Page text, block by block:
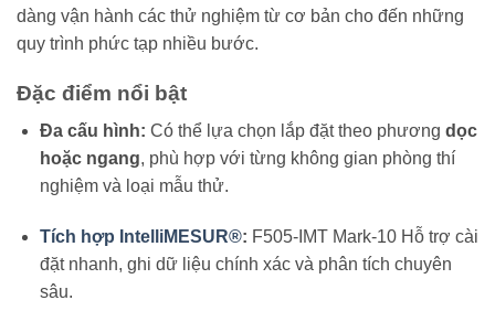
dàng vận hành các thử nghiệm từ cơ bản cho đến những
quy trình phức tạp nhiều bước.
Đặc điểm nổi bật
Đa cấu hình: Có thể lựa chọn lắp đặt theo phương dọc
hoặc ngang, phù hợp với từng không gian phòng thí
nghiệm và loại mẫu thử.
Tích hợp IntelliMESUR®: F505-IMT Mark-10 Hỗ trợ cài
đặt nhanh, ghi dữ liệu chính xác và phân tích chuyên
sâu.